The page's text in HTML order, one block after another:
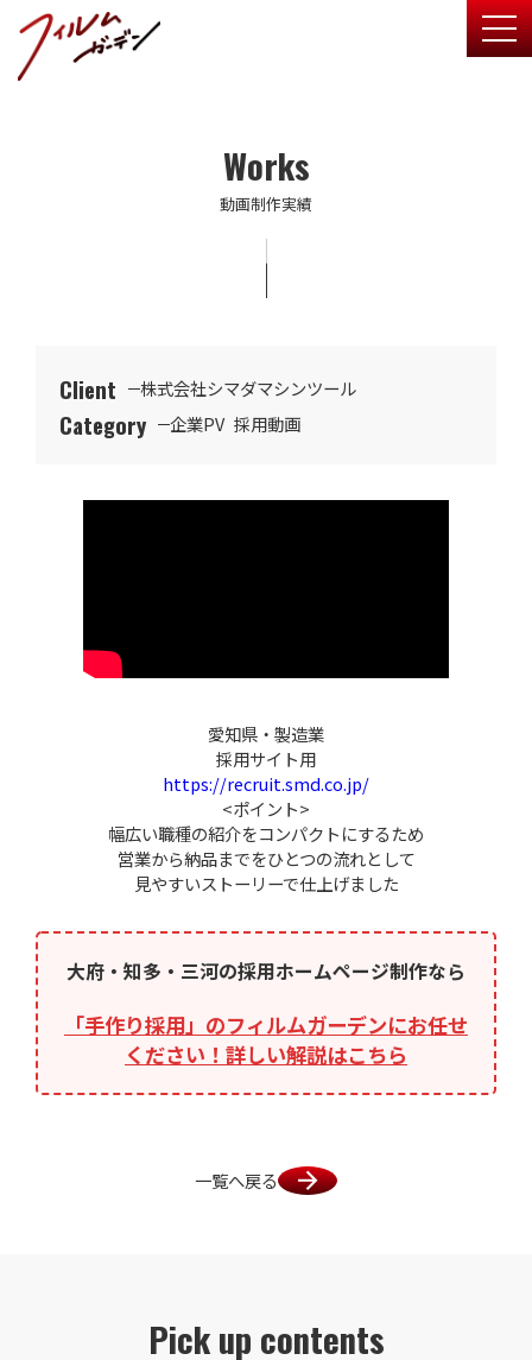
Works
動画制作実績
Client 株式会社シマダマシンツール
Category 企業PV 採用動画
愛知県・製造業
採用サイト用
https://recruit.smd.co.jp/
<ポイント>
幅広い職種の紹介をコンパクトにするため
営業から納品までをひとつの流れとして
見やすいストーリーで仕上げました
大府・知多・三河の採用ホームページ制作なら
「手作り採用」のフィルムガーデンにお任せ
ください！詳しい解説はこちら
一覧へ戻る
Pick up contents